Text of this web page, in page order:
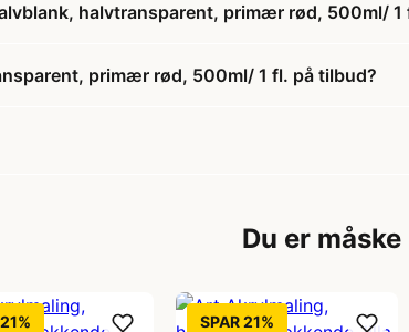
halvtransparent, primær rød, 500ml/ 1
primær rød, 500ml/ 1 fl. på tilbud?
Du er
SPAR 21%